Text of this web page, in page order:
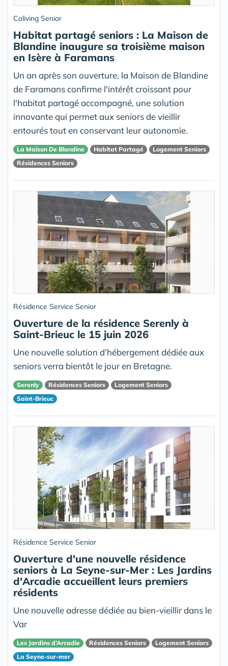
Coliving Senior
Habitat partagé seniors : La Maison de
Blandine inaugure sa troisième maison
en Isère à Faramans
Un an après son ouverture, la Maison de Blandine
de Faramans confirme l'intérêt croissant pour
l'habitat partagé accompagné, une solution
innovante qui permet aux seniors de vieillir
entourés tout en conservant leur autonomie.
La Maison De Blandine Habitat Partagé
Logement Seniors
Résidences Seniors
Résidence Service Senior
Ouverture de la résidence Serenly à
Saint-Brieuc le 15 juin 2026
Une nouvelle solution d’hébergement dédiée aux
seniors verra bientôt le jour en Bretagne.
Serenly Résidences Seniors
Logement Seniors
Saint-Brieuc
Résidence Service Senior
Ouverture d'une nouvelle résidence
seniors à La Seyne-sur-Mer : Les Jardins
d'Arcadie accueillent leurs premiers
résidents
Une nouvelle adresse dédiée au bien-vieillir dans le
Var
Les Jardins d’Arcadie Résidences Seniors
Logement Seniors
La Seyne-sur-mer